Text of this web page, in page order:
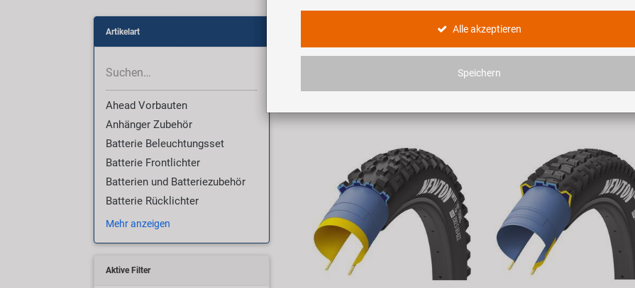
Artikelart
Ahead Vorbauten
Anhänger Zubehör
Batterie Beleuchtungsset
Batterie Frontlichter
Batterien und Batteriezubehör
Batterie Rücklichter
Mehr anzeigen
Aktive Filter
Wir haben 3007 Artikel gefunden.
Alle akzeptieren
Speichern